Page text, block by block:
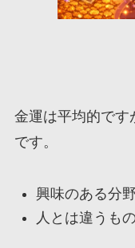
金運は平均的です
です。
興味のある分
人とは違うも